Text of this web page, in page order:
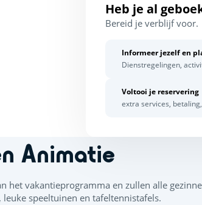
Heb je al
Bereid je verblijf voor.
Informeer jezelf en
Dienstregelingen,
Voltooi je reservering
extra services,
Animatie
het vakantieprogramma en zullen alle
speeltuinen en tafeltennistafels.